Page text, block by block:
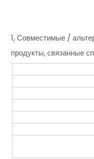
1, Совместимые /
продукты, связанные